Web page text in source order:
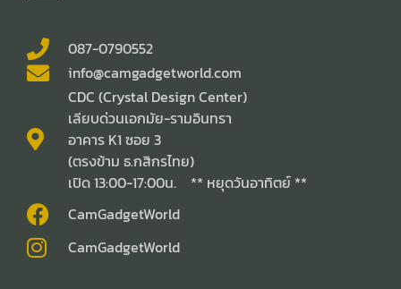
087-0790552
info@camgadgetworld.com
CDC (Crystal Design Center)
เลียบด่วนเอกมัย-รามอินทรา
อาคาร K1 ซอย 3
(ตรงข้าม ธ.กสิกรไทย)
เปิด 13:00-17:00น. ** หยุดวันอาทิตย์ **
CamGadgetWorld
CamGadgetWorld